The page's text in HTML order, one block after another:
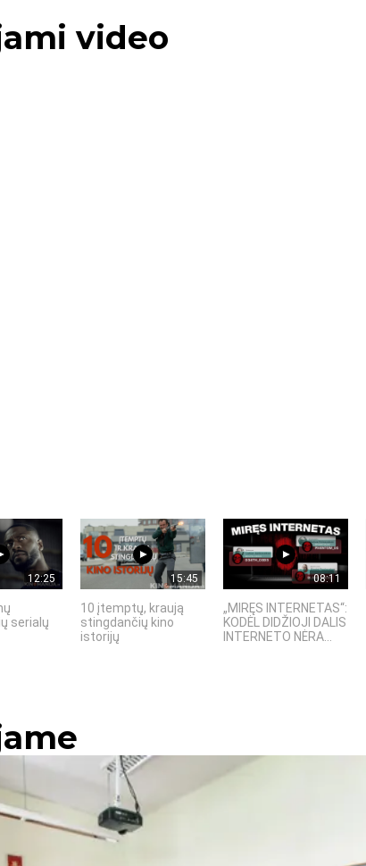
video
12:25
serialų
15:45
10 įtemptų, kraują
stingdančių kino
istorijų
08:11
„MIRĘS INTERNETAS“:
KODĖL DIDŽIOJI DALIS
INTERNETO NĖRA...